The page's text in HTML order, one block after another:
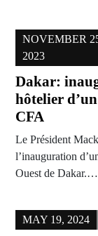
NOVEMBER
2023
Dakar:
hôtelier
CFA
Le Président
l’inauguration
Ouest de Dakar.…
MAY 19, 2024